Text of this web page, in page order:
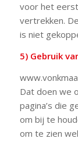
voor het
vertrekken.
is niet
5) Gebruik
Dat doen we
pagina’s die
om bij te
om te zien